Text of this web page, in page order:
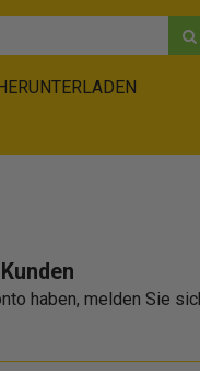
haben, melden Sie